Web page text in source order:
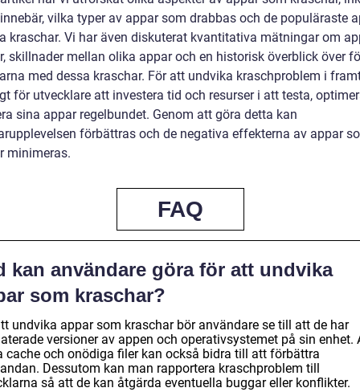
vilka typer av appar som drabbas och de populäraste
kraschar. Vi har även diskuterat kvantitativa mätningar om
skillnader mellan olika appar och en historisk överblick över
med dessa kraschar. För att undvika kraschproblem i
för utvecklare att investera tid och resurser i att testa,
sina appar regelbundet. Genom att göra detta kan
förbättras och de negativa effekterna av appar
minimeras.
FAQ
kan användare göra för att undvika
som kraschar?
undvika appar som kraschar bör användare se till att de har
versioner av appen och operativsystemet på sin enhet.
cache och onödiga filer kan också bidra till att förbättra
Dessutom kan man rapportera kraschproblem till
så att de kan åtgärda eventuella buggar eller konflikter.